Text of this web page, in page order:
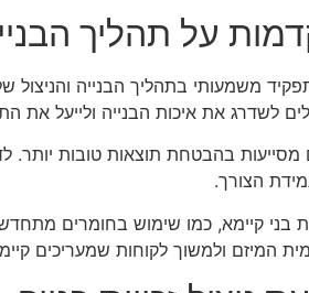
על תהליך
משמעותי בתהליך הבנייה והניצול
לשדרג את איכות הבנייה ולייעל את
מסייעות בהבטחת תוצאות טובות
הצורך.
קיימא, כמו שימוש בחומרים
המיזם ולמשוך לקוחות שמעריכים